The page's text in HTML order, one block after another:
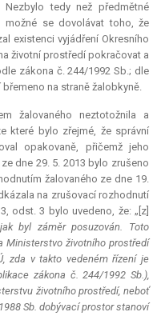
Nezbylo tedy než předmětné
možné se dovolávat toho, že
existenci vyjádření Okresního
životní prostředí pokračovat a
zákona č. 244/1992 Sb.; dle
na straně žalobkyně.
žalovaného neztotožnila a
které bylo zřejmé, že správní
opakovaně, přičemž jeho
dne 29. 5. 2013 bylo zrušeno
žalovaného ze dne 19.
na zrušovací rozhodnutí
odst. 3 bylo uvedeno, že: „[z]
byl záměr posuzován. Toto
Ministerstvo životního prostředí
zda v takto vedeném řízení je
zákona č. 244/1992 Sb.),
životního prostředí, neboť
Sb. dobývací prostor stanoví